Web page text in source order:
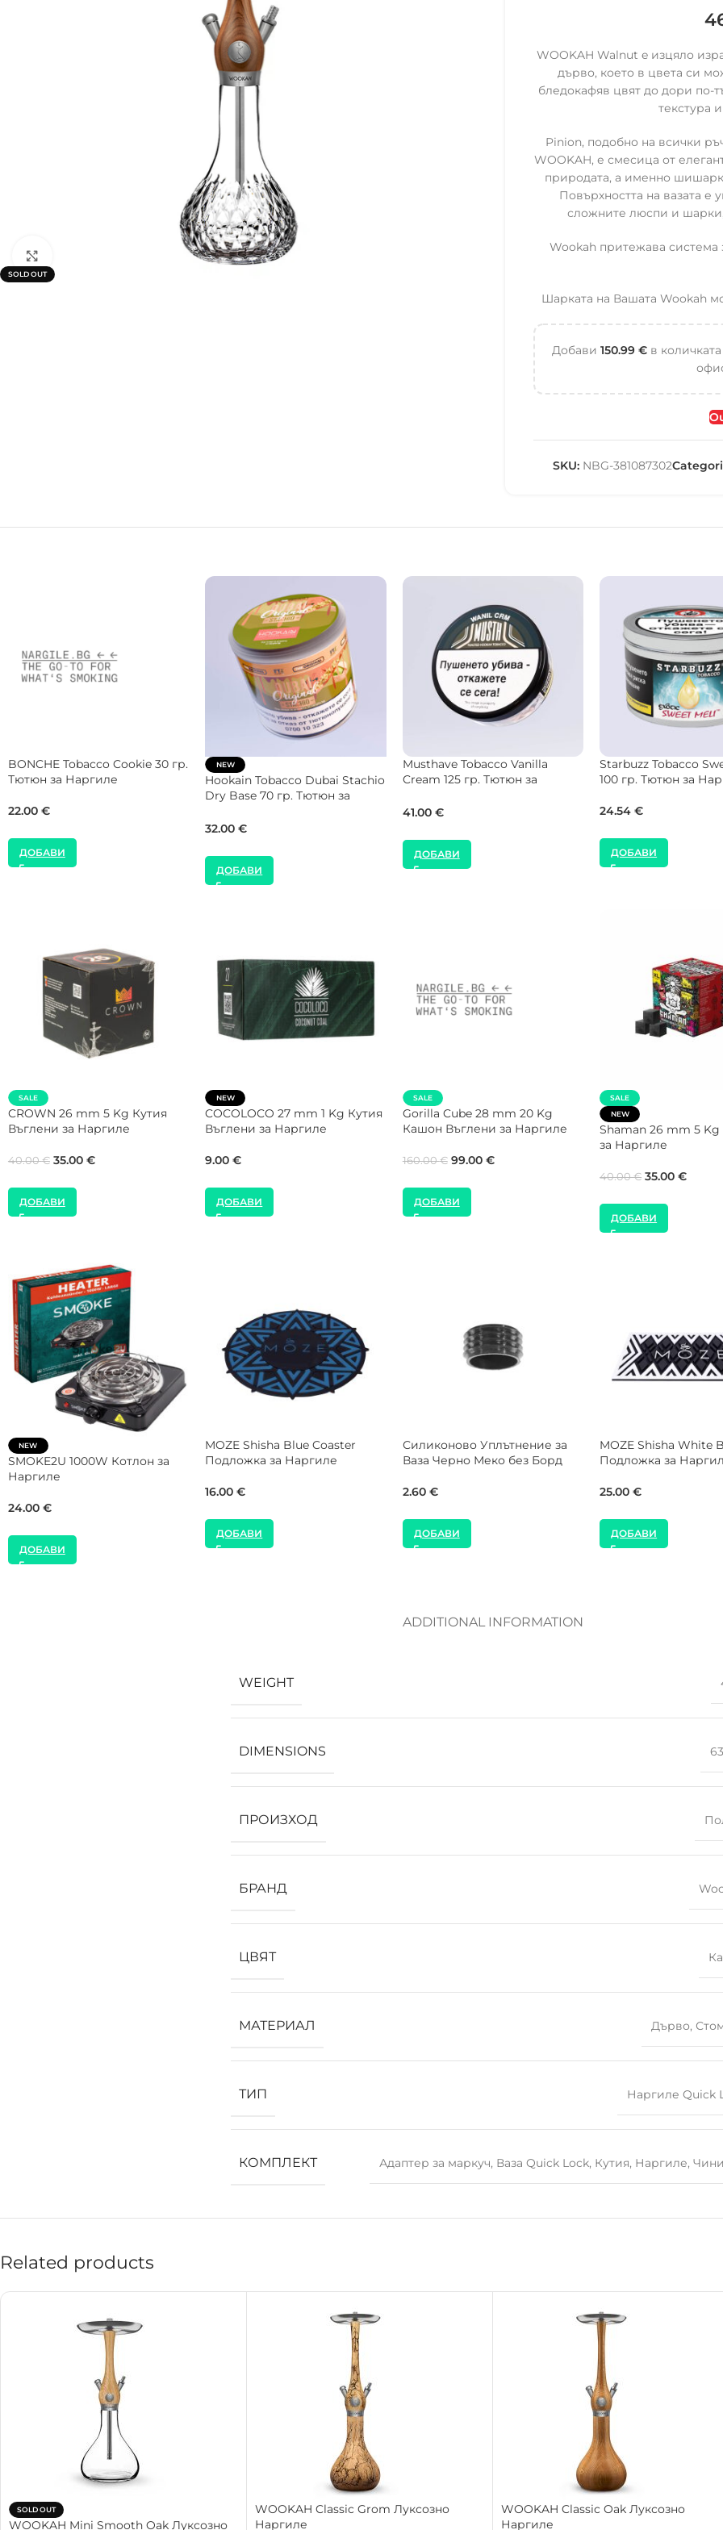
SOLD OUT
WOOKAH Walnut e изцяло
дърво, което в цвета си
бледокафяв цвят до дори
текстура
Pinion, подобно на всички
WOOKAH, е смесица от
природата, а именно
Повърхността на вазата е
сложните люспи и
Wookah притежава система
Шарката на Вашата Wookah
Добави 150.99 €в
SKU: NBG-381087302
Os Tobacco African Queen 40
гр. Тютюн за Наргиле
12.00 €
ДОБАВИ
SEBERO Tobacco Black Root
Beer 25 гр. Тютюн за Наргиле
Musthave Tobacco Ice Cream
25 гр. Тютюн за Наргиле
9.00€
ДОБАВИ
Musthave Tobacco
125 гр. Тютюн за
41.00 €
ДОБАВИ
NEW
Shaman 26 mm 1 Kg Кутия
Въглени за Наргиле
8.00€
ДОБАВИ
Gorilla Cube 28 mm 1 Kg Кутия
Въглени за Наргиле
ДОБАВИ
SALE
Gorilla Cube 27 mm 20 Kg
Кашон Въглени за Наргиле
160.00€ 99.00 €
ДОБАВИ
SALE
CROWN Max Flow 26
Kg Кашон Въглени
Наргиле
ДОБАВИ
AMOTION Cobalt Travel Set
Чанта и Маркуч с Накрайник
ДОБАВИ
WOOKAH Travel Чанта за
Наргиле
81.00€
ДОБАВИ
Мрежа за Чашка – 36 mm – 2
броя
2.00 €
ДОБАВИ
WOOKAH White/
Накрайник за
49.00€
ДОБАВИ
ADDITIONAL INFORMATION
WEIGHT
DIMENSIONS
ПРОИЗХОД
БРАНД
ЦВЯТ
МАТЕРИАЛ Дърво,
ТИП Наргиле Quick
КОМПЛЕКТ Адаптер за маркуч, Ваза Quick Lock, Кутия, Наргиле,
Related products
SOLD OUT
WOOKAH Mini Smooth Oak Луксозно
WOOKAH Classic Grom Луксозно
Наргиле
WOOKAH Classic Oak Луксозно
Наргиле